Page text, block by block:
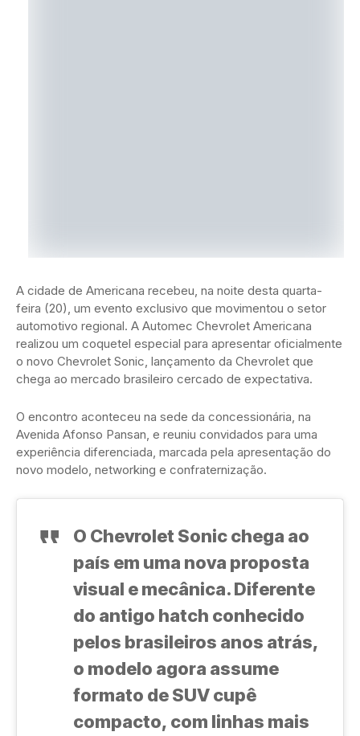
A cidade de Americana recebeu, na noite desta quarta-
feira (20), um evento exclusivo que movimentou o setor
automotivo regional. A Automec Chevrolet Americana
realizou um coquetel especial para apresentar oficialmente
o novo Chevrolet Sonic, lançamento da Chevrolet que
chega ao mercado brasileiro cercado de expectativa.
O encontro aconteceu na sede da concessionária, na
Avenida Afonso Pansan, e reuniu convidados para uma
experiência diferenciada, marcada pela apresentação do
novo modelo, networking e confraternização.
O Chevrolet Sonic chega ao
país em uma nova proposta
visual e mecânica. Diferente
do antigo hatch conhecido
pelos brasileiros anos atrás,
o modelo agora assume
formato de SUV cupê
compacto, com linhas mais